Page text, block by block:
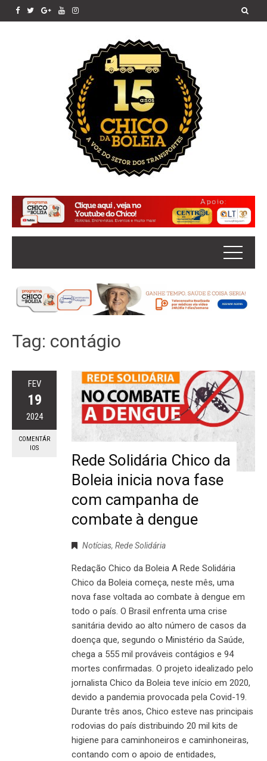
Tag: contágio
FEV
19
2024
COMENTÁR
IOS
Rede Solidária Chico da
Boleia inicia nova fase
com campanha de
combate à dengue
Notícias, Rede Solidária
Redação Chico da Boleia A Rede Solidária
Chico da Boleia começa, neste mês, uma
nova fase voltada ao combate à dengue em
todo o país. O Brasil enfrenta uma crise
sanitária devido ao alto número de casos da
doença que, segundo o Ministério da Saúde,
chega a 555 mil prováveis contágios e 94
mortes confirmadas. O projeto idealizado pelo
jornalista Chico da Boleia teve início em 2020,
devido a pandemia provocada pela Covid-19.
Durante três anos, Chico esteve nas principais
rodovias do país distribuindo 20 mil kits de
higiene para caminhoneiros e caminhoneiras,
contando com o apoio de entidades,